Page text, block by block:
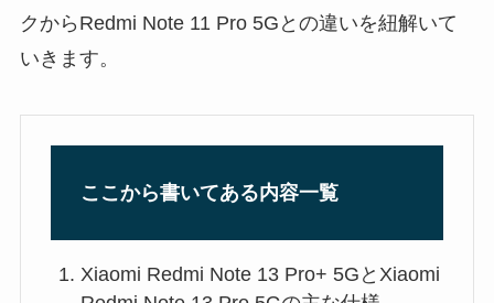
クからRedmi Note 11 Pro 5Gとの違いを紐解いて
いきます。
ここから書いてある内容一覧
Xiaomi Redmi Note 13 Pro+ 5GとXiaomi